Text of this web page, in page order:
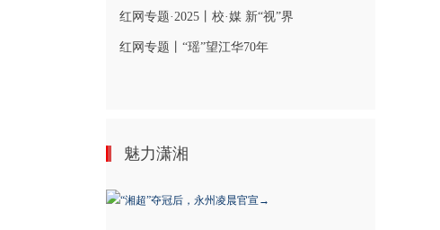
红网专题·2025丨校·媒 新“视”界
红网专题丨“瑶”望江华70年
魅力潇湘